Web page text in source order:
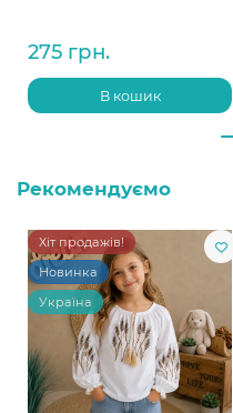
275 грн.
В кошик
Рекомендуємо
Хіт продажів!
Новинка
Україна